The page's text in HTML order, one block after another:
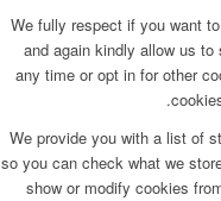
We fully respect if you want
and again kindly allow us
any time or opt in for other
We provide you with a list of
so you can check what we
show or modify cookies